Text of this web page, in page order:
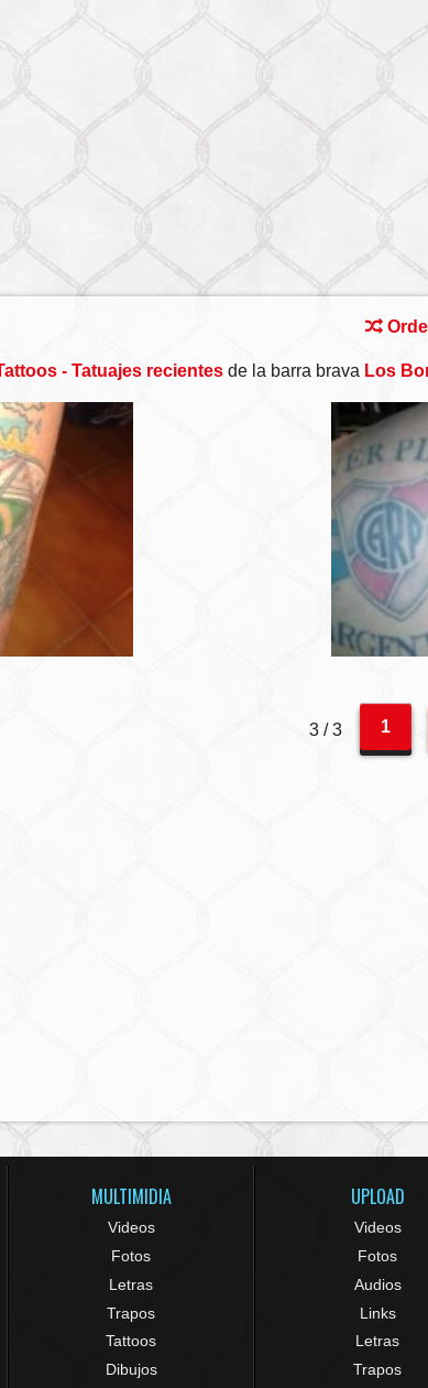
- Tatuajes recientes de la barra brava Los
3 / 3 1
MULTIMIDIA
Videos
Fotos
Letras
Trapos
Tattoos
Dibujos
UPLOAD
Videos
Fotos
Audios
Links
Letras
Trapos